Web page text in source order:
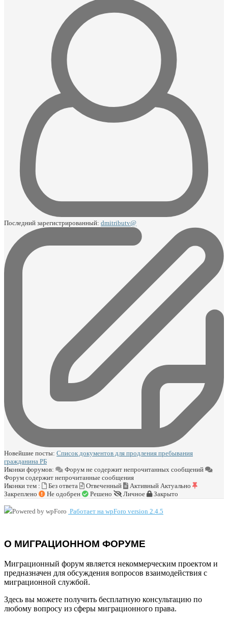
Последний зарегистрированный: dmitributv@
Новейшие посты: Список документов для продления пребывания
гражданина РБ
Иконки форумов:
Форум не содержит непрочитанных сообщений
Форум содержит непрочитанные сообщения
Иконки тем :
Без ответа Отвеченный Активный Актуально
Закреплено
Не одобрен Решено Личное Закрыто
Работает на wpForo version 2.4.5
О МИГРАЦИОННОМ ФОРУМЕ
Миграционный форум является некоммерческим проектом и
предназначен для обсуждения вопросов взаимодействия с
миграционной службой.
Здесь вы можете получить бесплатную консультацию по
любому вопросу из сферы миграционного права.